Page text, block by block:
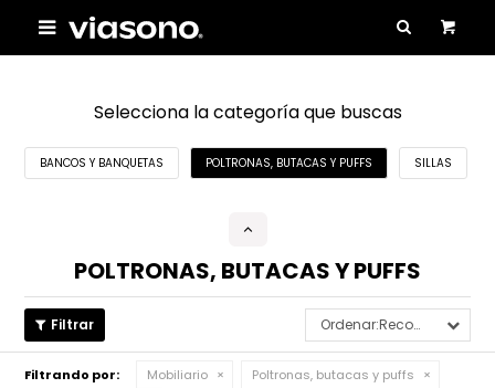

Selecciona la categoría que buscas
BANCOS Y BANQUETAS POLTRONAS, BUTACAS Y PUFFS SILLAS
POLTRONAS, BUTACAS Y PUFFS
Recomendados
Filtrando por: Mobiliario
Poltronas, butacas y puffs